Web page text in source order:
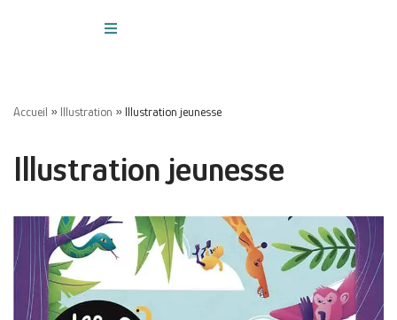
Accueil » Illustration » Illustration jeunesse
Illustration jeunesse